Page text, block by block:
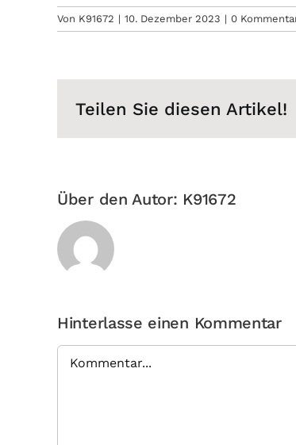
Von K91672 | 10. Dezember 2023 | 0
Teilen Sie diesen Artikel!
Über den Autor: K91672
Hinterlasse einen Kommentar
Kommentar